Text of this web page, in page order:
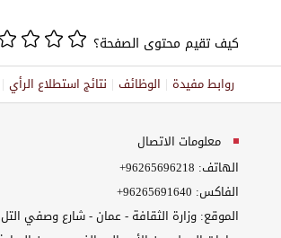
كيف تقيم محتوى الصفحة؟
روابط مفيدة الوظائف نتائج استطلاع الرأي
معلومات الاتصال
الهاتف: +96265696218
الفاكس: +96265691640
الموقع: وزارة الثقافة - عمان - شارع وصفي التل